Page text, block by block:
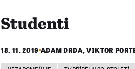
Studenti
18. 11. 2019 ADAM DRDA,VIKTOR